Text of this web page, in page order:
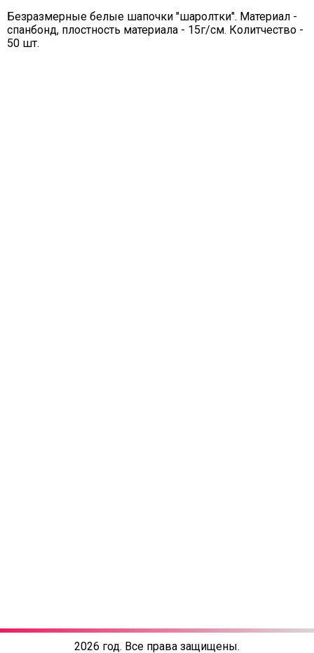
Безразмерные белые шапочки "шаролтки". Материал -
спанбонд, плостность материала - 15г/см. Колитчество -
50 шт.
2026 год. Все права защищены.